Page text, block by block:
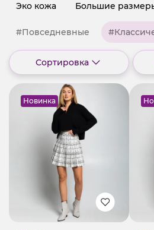
Эко кожа Большие
#Повседневные
Сортировка
Новинка